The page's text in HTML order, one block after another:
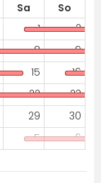
Sa
So
1
2
8
9
15
16
22
23
29
30
5 6